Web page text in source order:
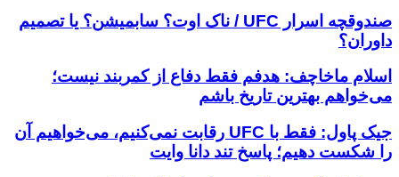
صندوقچه اسرار UFC / ناک اوت؟ سابمیشن؟ یا تصمیم
داوران؟
اسلام ماخاچف: هدفم فقط دفاع از کمربند نیست؛
می‌خواهم بهترین تاریخ باشم
جیک پاول: فقط با UFC رقابت نمی‌کنیم، می‌خواهیم آن
را شکست دهیم؛ پاسخ تند دانا وایت